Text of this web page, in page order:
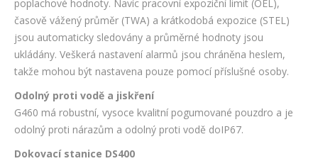
poplachové hodnoty. Navíc pracovní expoziční limit (OEL),
časově vážený průměr (TWA) a krátkodobá expozice (STEL)
jsou automaticky sledovány a průměrné hodnoty jsou
ukládány. Veškerá nastavení alarmů jsou chráněna heslem,
takže mohou být nastavena pouze pomocí příslušné osoby.
Odolný proti vodě a jiskření
G460 má robustní, vysoce kvalitní pogumované pouzdro a je
odolný proti nárazům a odolný proti vodě doIP67.
Dokovací stanice DS400